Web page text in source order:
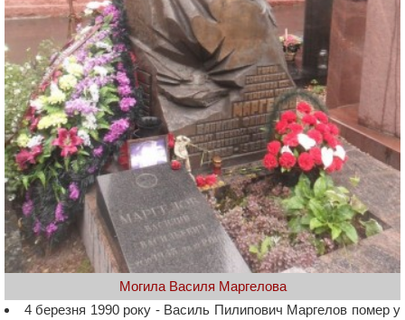
Могила Василя Маргелова
4 березня 1990 року - Василь Пилипович Маргелов помер у